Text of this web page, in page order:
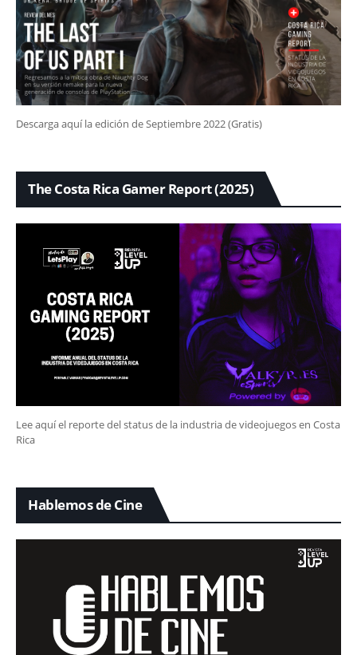
Descarga aquí la edición de Septiembre 2022 (Gratis)
The Costa Rica Gamer Report (2025)
Lee aquí el reporte del status de la industria de videojuegos en Costa
Rica
Hablemos de Cine